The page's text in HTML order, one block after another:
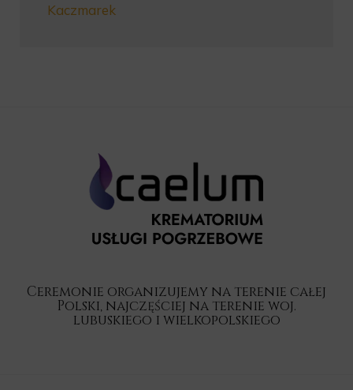
Kaczmarek
Ceremonie organizujemy na terenie całej
Polski, najczęściej na terenie woj.
lubuskiego i wielkopolskiego